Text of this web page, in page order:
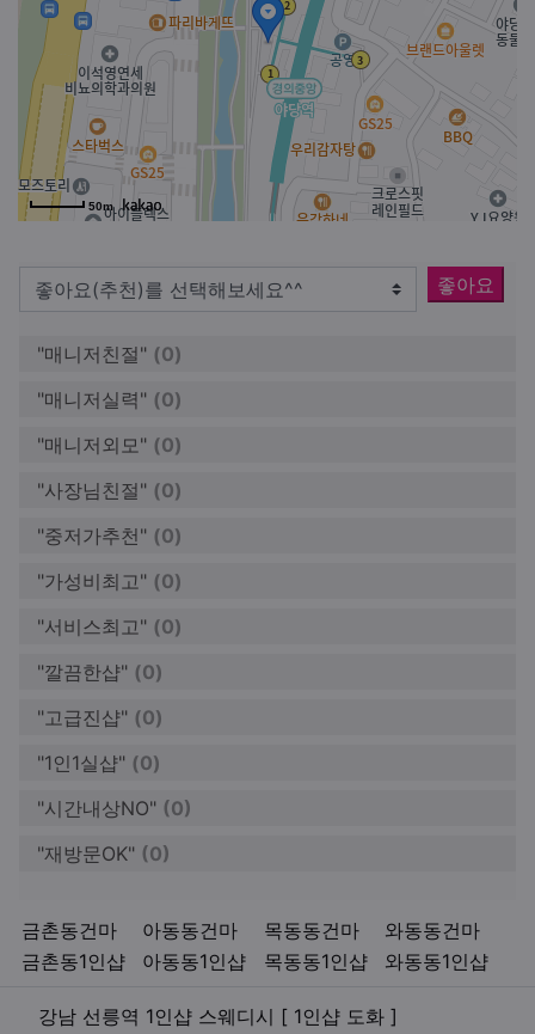
50m
좋아요
"매니저친절" (0)
"매니저실력" (0)
"매니저외모" (0)
"사장님친절" (0)
"중저가추천" (0)
"가성비최고" (0)
"서비스최고" (0)
"깔끔한샵" (0)
"고급진샵" (0)
"1인1실샵" (0)
"시간내상NO" (0)
"재방문OK" (0)
금촌동건마 아동동건마 목동동건마
와동동건마
금촌동1인샵
아동동1인샵 목동동1인샵 와동동1인샵
키워드
관련자료
강남 선릉역 1인샵 스웨디시 [ 1인샵 도화 ]